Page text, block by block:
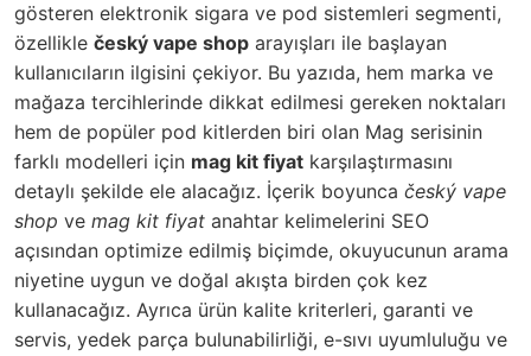
gösteren elektronik sigara ve pod sistemleri segmenti,
özellikle český vape shop arayışları ile başlayan
kullanıcıların ilgisini çekiyor. Bu yazıda, hem marka ve
mağaza tercihlerinde dikkat edilmesi gereken noktaları
hem de popüler pod kitlerden biri olan Mag serisinin
farklı modelleri için mag kit fiyat karşılaştırmasını
detaylı şekilde ele alacağız. İçerik boyunca český vape
shop ve mag kit fiyat anahtar kelimelerini SEO
açısından optimize edilmiş biçimde, okuyucunun arama
niyetine uygun ve doğal akışta birden çok kez
kullanacağız. Ayrıca ürün kalite kriterleri, garanti ve
servis, yedek parça bulunabilirliği, e-sıvı uyumluluğu ve